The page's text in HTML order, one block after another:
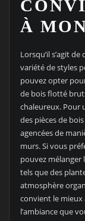
À
Lorsqu’il s’agit
variété de styles
pouvez opter
de bois flotté
chaleureux. Pour
des pièces de
agencées de
murs. Si vous
pouvez mélanger
tels que des
atmosphère
convient le
l’ambiance que